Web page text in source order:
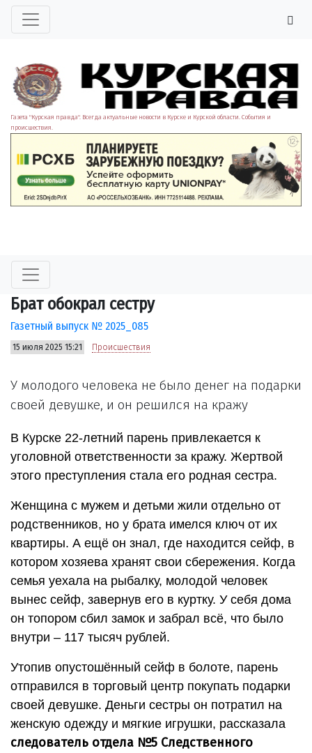
Газета "Курская правда". Всегда актуальные новости в Курске и Курской области. События и
происшествия.
Брат обокрал сестру
Газетный выпуск № 2025_085
15 июля 2025 15:21 Происшествия
У молодого человека не было денег на подарки
своей девушке, и он решился на кражу
В Курске 22-летний парень привлекается к
уголовной ответственности за кражу. Жертвой
этого преступления стала его родная сестра.
Женщина с мужем и детьми жили отдельно от
родственников, но у брата имелся ключ от их
квартиры. А ещё он знал, где находится сейф, в
котором хозяева хранят свои сбережения. Когда
семья уехала на рыбалку, молодой человек
вынес сейф, завернув его в куртку. У себя дома
он топором сбил замок и забрал всё, что было
внутри – 117 тысяч рублей.
Утопив опустошённый сейф в болоте, парень
отправился в торговый центр покупать подарки
своей девушке. Деньги сестры он потратил на
женскую одежду и мягкие игрушки, рассказала
следователь отдела №5 Следственного